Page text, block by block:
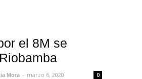
el 8M se
Mora - marzo 6, 2020 0